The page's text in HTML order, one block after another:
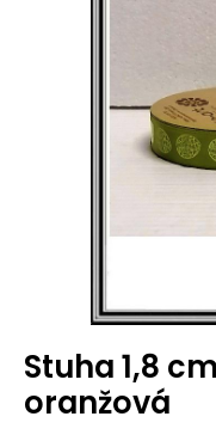
Stuha 1,8
oranžová